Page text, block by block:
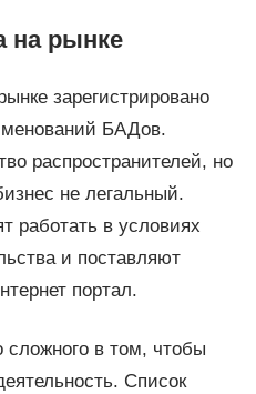
на рынке
зарегистрировано
БАДов.
распространителей, но
не легальный.
работать в условиях
и поставляют
портал.
сложного в том, чтобы
Список